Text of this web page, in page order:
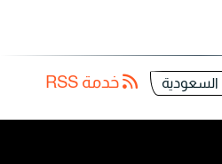
السعودية خدمة RSS